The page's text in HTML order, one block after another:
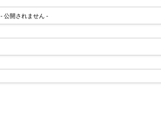
- 公開されません -